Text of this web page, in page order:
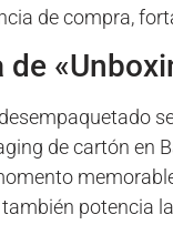
de compra,
de
de cartón en
potencia